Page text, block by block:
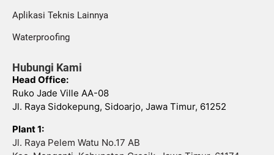
Aplikasi Teknis Lainnya
Waterproofing
Hubungi Kami
Head Office:
Ruko Jade Ville AA-08
Jl. Raya Sidokepung, Sidoarjo, Jawa Timur, 61252
Plant 1:
Jl. Raya Pelem Watu No.17 AB